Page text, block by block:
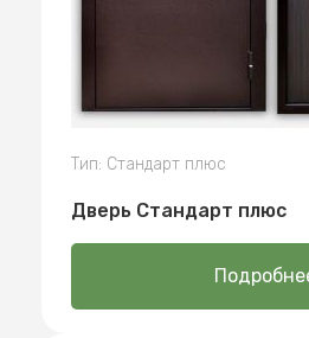
Тип: Стандарт плюс
Дверь Стандарт плюс